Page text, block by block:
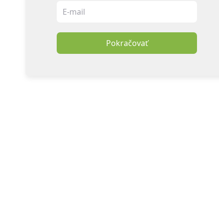
Pokračovať